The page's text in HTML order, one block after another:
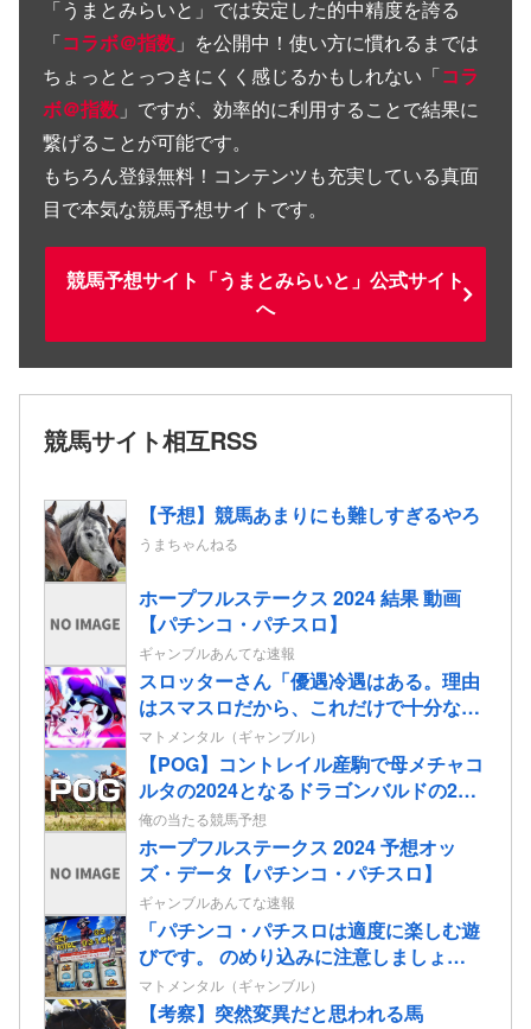
「うまとみらいと 」では安定した的中精度を誇る
「コラボ＠指数 」を公開中！使い方に慣れるまでは
ちょっととっつきにくく感じるかもしれない「コラ
ボ＠指数 」ですが、効率的に利用することで結果に
繋げることが可能です。
もちろん登録無料！コンテンツも充実している真面
目で本気な競馬予想サイトです。
競馬予想サイト「うまとみらいと」公式サイト
へ
競馬サイト相互RSS
【予想】競馬あまりにも難しすぎるやろ
うまちゃんねる
ホープフルステークス 2024 結果 動画
【パチンコ・パチスロ】
ギャンブルあんてな速報
スロッターさん「優遇冷遇はある。理由
はスマスロだから、これだけで十分なん
だよね」
マトメンタル（ギャンブル）
【POG】コントレイル産駒で母メチャコ
ルタの2024となるドラゴンバルドの2歳
情報
俺の当たる競馬予想
ホープフルステークス 2024 予想オッ
ズ・データ【パチンコ・パチスロ】
ギャンブルあんてな速報
「パチンコ・パチスロは適度に楽しむ遊
びです。 のめり込みに注意しましょ
う。」←これおかしいだろｗｗｗ
マトメンタル（ギャンブル）
【考察】突然変異だと思われる馬